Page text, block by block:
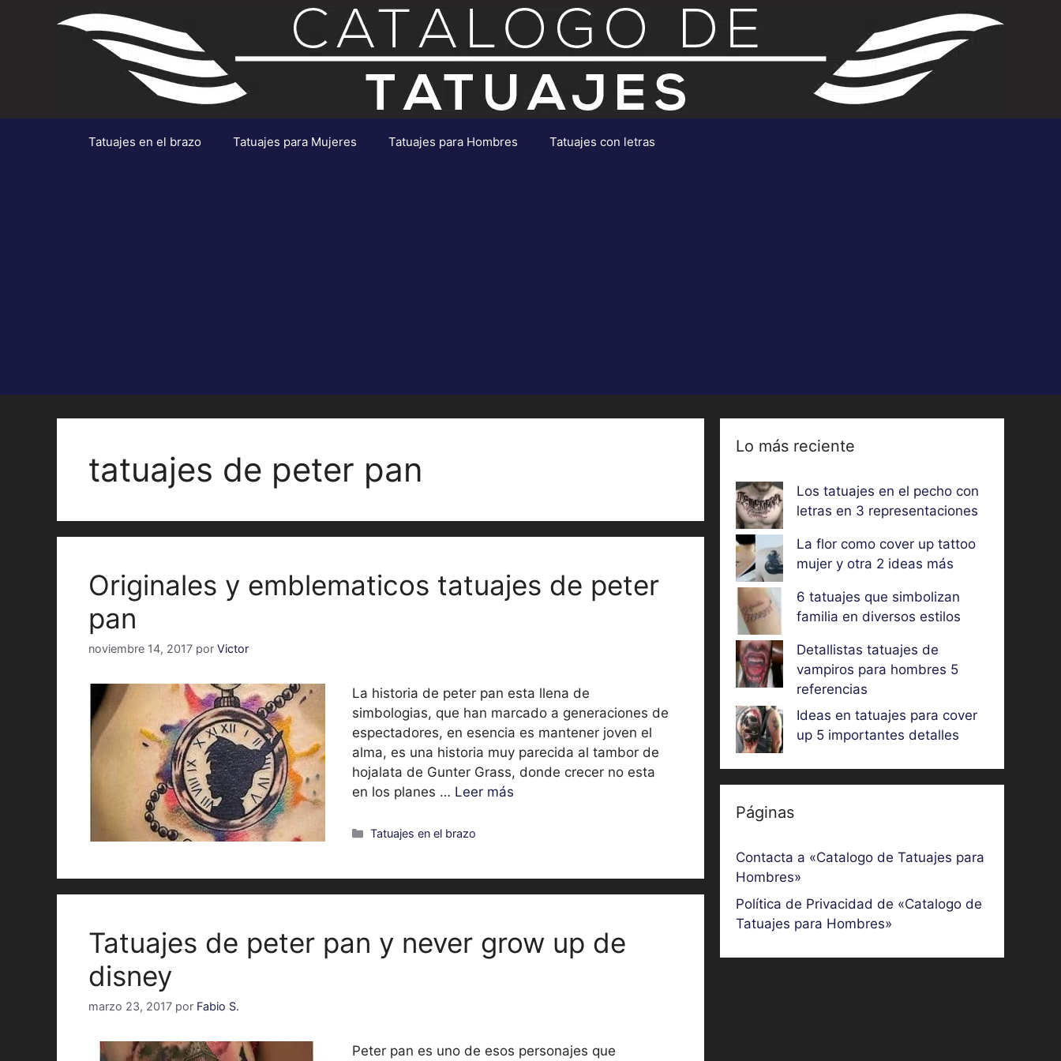
Tatuajes en el brazo Tatuajes para Mujeres Tatuajes para Hombres Tatuajes con letras
tatuajes de peter pan
Originales y emblematicos tatuajes de peter
pan
noviembre 14, 2017 por Victor
La historia de peter pan esta llena de
simbologias, que han marcado a generaciones de
espectadores, en esencia es mantener joven el
alma, es una historia muy parecida al tambor de
hojalata de Gunter Grass, donde crecer no esta
en los planes … Leer más
Categorías
Tatuajes en el brazo
Tatuajes de peter pan y never grow up de
disney
marzo 23, 2017 por Fabio S.
Peter pan es uno de esos personajes que
Lo más reciente
Los tatuajes en el pecho con
letras en 3 representaciones
La flor como cover up tattoo
mujer y otra 2 ideas más
6 tatuajes que simbolizan
familia en diversos estilos
Detallistas tatuajes de
vampiros para hombres 5
referencias
Ideas en tatuajes para cover
up 5 importantes detalles
Páginas
Contacta a «Catalogo de Tatuajes para
Hombres»
Política de Privacidad de «Catalogo de
Tatuajes para Hombres»